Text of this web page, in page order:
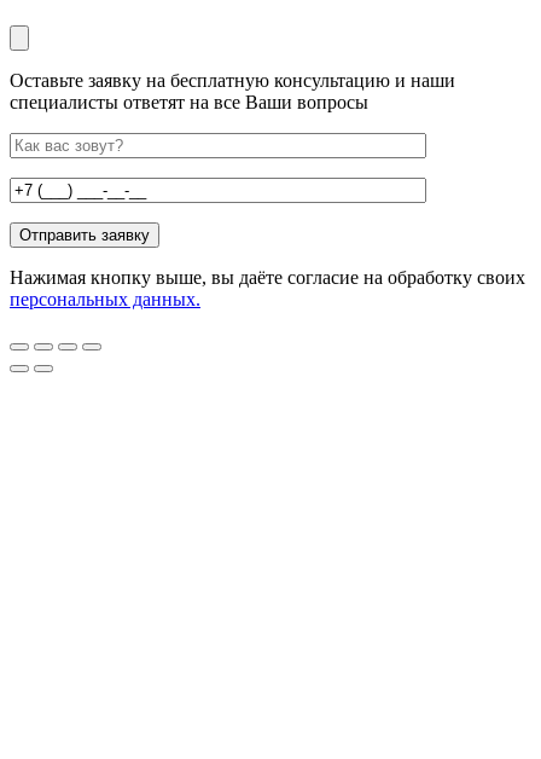
Оставьте заявку на бесплатную консультацию и наши
специалисты ответят на все Ваши вопросы
Нажимая кнопку выше, вы даёте согласие на обработку своих
персональных данных.